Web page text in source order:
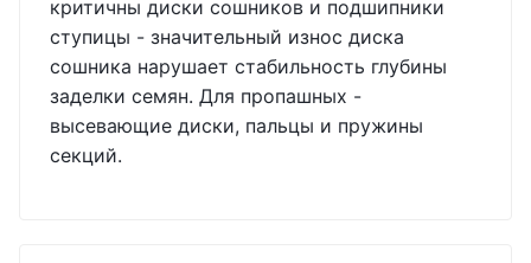
критичны диски сошников и подшипники
ступицы - значительный износ диска
сошника нарушает стабильность глубины
заделки семян. Для пропашных -
высевающие диски, пальцы и пружины
секций.